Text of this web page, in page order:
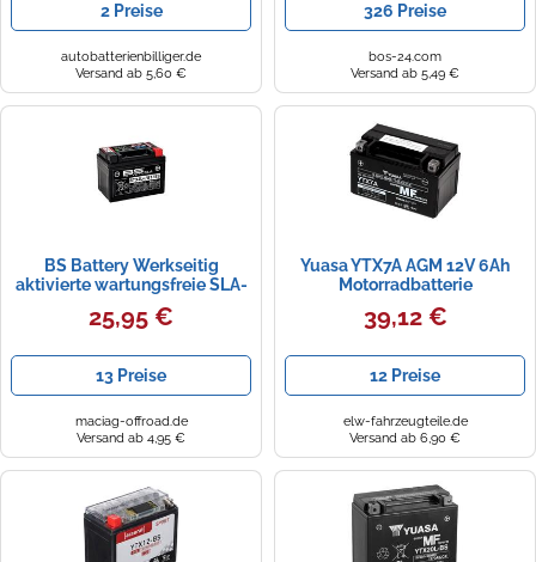
2 Preise
autobatterienbilliger.de
Versand ab 5,60 €
326 Preise
bos-24.com
Versand ab 5,49 €
BS Battery Werkseitig
aktivierte wartungsfreie SLA-
Batterie - BTX4L + / BTZ5S
25,95 €
13 Preise
maciag-offroad.de
Versand ab 4,95 €
Yuasa YTX7A AGM 12V 6Ah
Motorradbatterie
39,12 €
12 Preise
elw-fahrzeugteile.de
Versand ab 6,90 €